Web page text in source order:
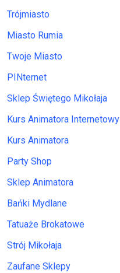
Trójmiasto
Miasto Rumia
Twoje Miasto
PINternet
Sklep Świętego Mikołaja
Kurs Animatora Internetowy
Kurs Animatora
Party Shop
Sklep Animatora
Bańki Mydlane
Tatuaże Brokatowe
Strój Mikołaja
Zaufane Sklepy